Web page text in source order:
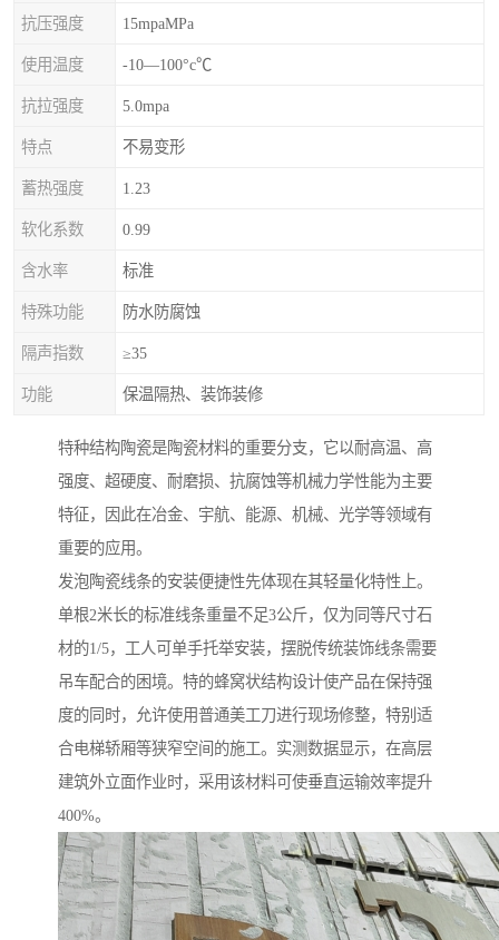
抗压强度 15mpaMPa
使用温度 -10—100°c℃
抗拉强度 5.0mpa
特点 不易变形
蓄热强度 1.23
软化系数 0.99
含水率 标准
特殊功能 防水防腐蚀
隔声指数 ≥35
功能 保温隔热、装饰装修
特种结构陶瓷是陶瓷材料的重要分支，它以耐高温、高
强度、超硬度、耐磨损、抗腐蚀等机械力学性能为主要
特征，因此在冶金、宇航、能源、机械、光学等领域有
重要的应用。
发泡陶瓷线条的安装便捷性先体现在其轻量化特性上。
单根2米长的标准线条重量不足3公斤，仅为同等尺寸石
材的1/5，工人可单手托举安装，摆脱传统装饰线条需要
吊车配合的困境。特的蜂窝状结构设计使产品在保持强
度的同时，允许使用普通美工刀进行现场修整，特别适
合电梯轿厢等狭窄空间的施工。实测数据显示，在高层
建筑外立面作业时，采用该材料可使垂直运输效率提升
400%。